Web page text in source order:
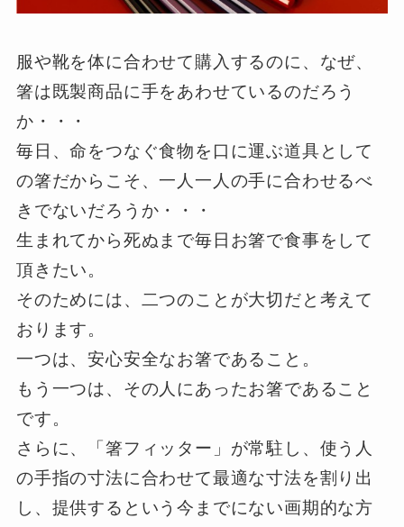
服や靴を体に合わせて購入するのに、なぜ、
箸は既製商品に手をあわせているのだろう
か・・・
毎日、命をつなぐ食物を口に運ぶ道具として
の箸だからこそ、一人一人の手に合わせるべ
きでないだろうか・・・
生まれてから死ぬまで毎日お箸で食事をして
頂きたい。
そのためには、二つのことが大切だと考えて
おります。
一つは、安心安全なお箸であること。
もう一つは、その人にあったお箸であること
です。
さらに、「箸フィッター」が常駐し、使う人
の手指の寸法に合わせて最適な寸法を割り出
し、提供するという今までにない画期的な方